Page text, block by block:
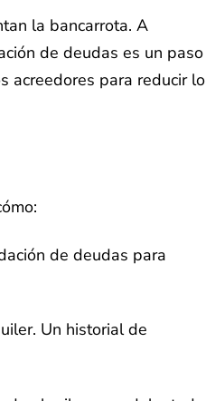
la bancarrota. A
de deudas es un paso
acreedores para reducir lo
de deudas para
Un historial de